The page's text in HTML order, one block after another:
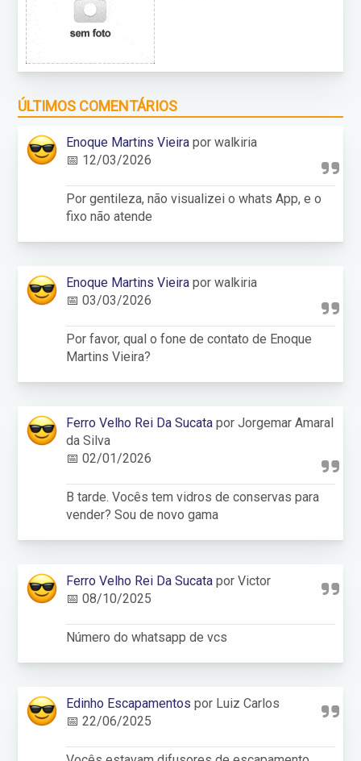
ÚLTIMOS COMENTÁRIOS
Enoque Martins Vieira por walkiria
📅 12/03/2026
Por gentileza, não visualizei o whats App, e o
fixo não atende
Enoque Martins Vieira por walkiria
📅 03/03/2026
Por favor, qual o fone de contato de Enoque
Martins Vieira?
Ferro Velho Rei Da Sucata por Jorgemar Amaral
da Silva
📅 02/01/2026
B tarde. Vocês tem vidros de conservas para
vender? Sou de novo gama
Ferro Velho Rei Da Sucata por Victor
📅 08/10/2025
Número do whatsapp de vcs
Edinho Escapamentos por Luiz Carlos
📅 22/06/2025